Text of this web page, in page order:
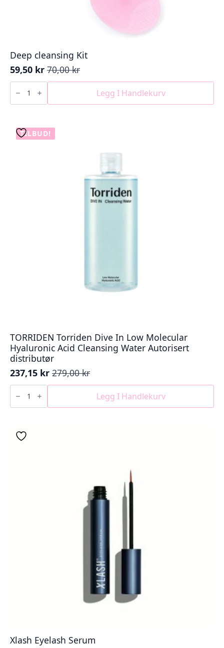
Deep cleansing Kit
70,00kr
Opprinnelig
pris
var:
70,00 kr.
59,50 kr
Nåværende
pris
er:
59,50 kr.
Deep
cleansing
antall
Legg I Handlekurv
TILBUD!
TORRIDEN Torriden Dive In Low Molecular
Hyaluronic Acid Cleansing Water Autorisert
distributør
279,00kr
Opprinnelig
pris
var:
279,00 kr.
237,15 kr
Nåværende
pris
er:
237,15 kr.
TORRIDEN
Torriden
In
Hyaluronic
Acid
Cleansing
Legg I Handlekurv
Xlash Eyelash Serum